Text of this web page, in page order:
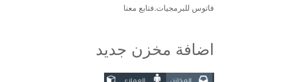
فاتوس للبرمجيات.فتابع معنا
اضافة مخزن جديد